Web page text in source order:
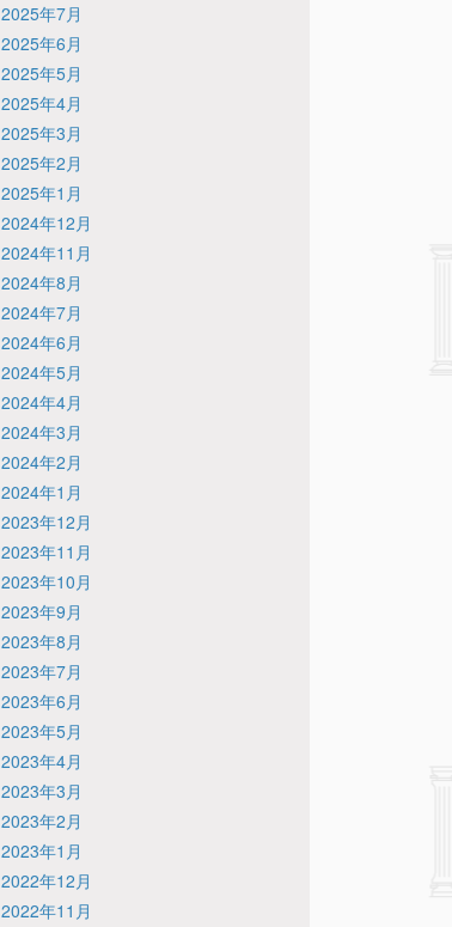
2025年7月
2025年6月
2025年5月
2025年4月
2025年3月
2025年2月
2025年1月
2024年12月
2024年11月
2024年8月
2024年7月
2024年6月
2024年5月
2024年4月
2024年3月
2024年2月
2024年1月
2023年12月
2023年11月
2023年10月
2023年9月
2023年8月
2023年7月
2023年6月
2023年5月
2023年4月
2023年3月
2023年2月
2023年1月
2022年12月
2022年11月